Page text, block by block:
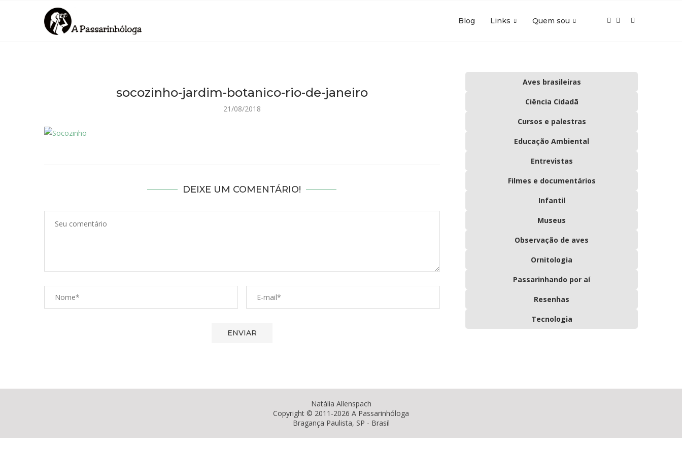
Blog Links Quem sou
socozinho-jardim-botanico-rio-de-janeiro
21/08/2018
DEIXE UM COMENTÁRIO!
Aves brasileiras
Ciência Cidadã
Cursos e palestras
Educação Ambiental
Entrevistas
Filmes e documentários
Infantil
Museus
Observação de aves
Ornitologia
Passarinhando por aí
Resenhas
Tecnologia
Natália Allenspach
Copyright © 2011-2026 A Passarinhóloga
Bragança Paulista, SP - Brasil